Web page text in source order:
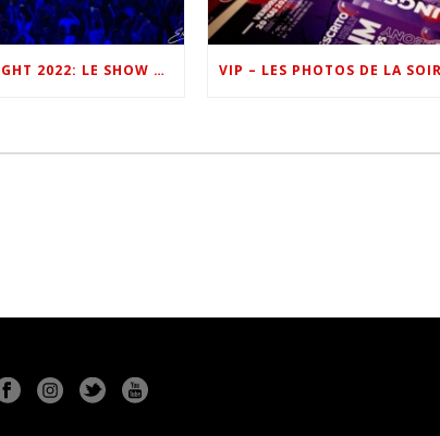
ONE FM STAR NIGHT 2022: LE SHOW EN IMAGES